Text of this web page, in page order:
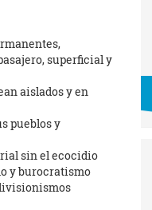
superficial y
aislados y en
pueblos y
sin el ecocidio
y burocratismo